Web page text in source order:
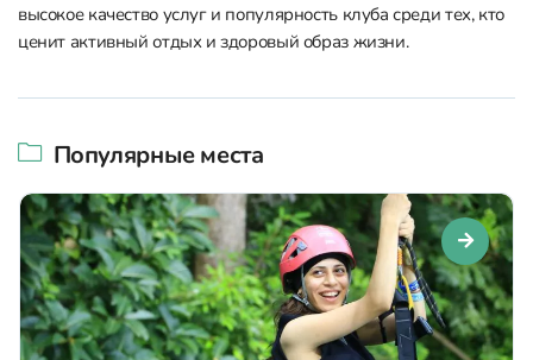
высокое качество услуг и популярность клуба среди тех, кто
ценит активный отдых и здоровый образ жизни.
Популярные места